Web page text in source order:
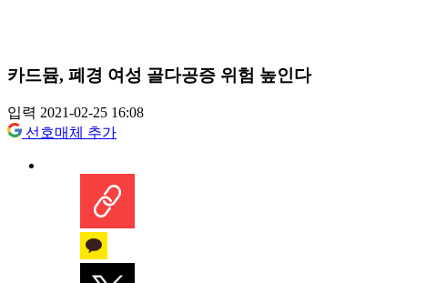
카드뮴, 폐경 여성 골다공증 위험 높인다
입력 2021-02-25 16:08
선호매체 추가